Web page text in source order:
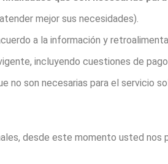
mejor sus necesidades).
a la información y
incluyendo cuestiones de
no son necesarias para el servicio
desde este momento usted